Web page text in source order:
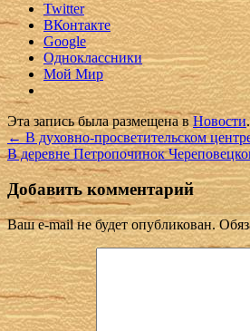
Twitter
ВКонтакте
Google
Одноклассники
Мой Мир
Эта запись была размещена вНовости
←В духовно-просветительском
В деревне Петропочинок
Добавить комментарий
Ваш e-mail не будет опубликован.